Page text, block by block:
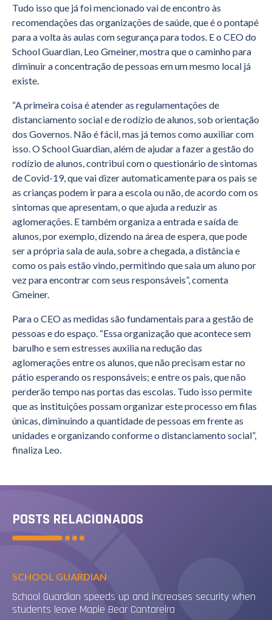
Tudo isso que já foi mencionado vai de encontro às
recomendações das organizações de saúde, que é o pontapé
para a volta às aulas com segurança para todos. E o CEO do
School Guardian, Leo Gmeiner, mostra que o caminho para
diminuir a concentração de pessoas em um mesmo local já
existe.
“A primeira coisa é atender as regulamentações de
distanciamento social e de rodízio de alunos, sob orientação
dos Governos. Não é fácil, mas já temos como auxiliar com
isso. O School Guardian, além de ajudar a fazer a gestão do
rodízio de alunos, contribui com o questionário de sintomas
de Covid-19, que vai dizer automaticamente para os pais se
as crianças podem ir para a escola ou não, de acordo com os
sintomas que apresentam, o que ajuda a reduzir as
aglomerações. E também organiza a entrada e saída de
alunos, por exemplo, dizendo na área de espera, que pode
ser a própria sala de aula, sobre a chegada, a distância e
como os pais estão vindo, permitindo que saia um aluno por
vez para encontrar com seus responsáveis”, comenta
Gmeiner.
Para o CEO as medidas são fundamentais para a gestão de
pessoas e do espaço. “Essa organização que acontece sem
barulho e sem estresses auxilia na redução das
aglomerações entre os alunos, que não precisam estar no
pátio esperando os responsáveis; e entre os pais, que não
perderão tempo nas portas das escolas. Tudo isso permite
que as instituições possam organizar este processo em filas
únicas, diminuindo a quantidade de pessoas em frente as
unidades e organizando conforme o distanciamento social”,
finaliza Leo.
POSTS RELACIONADOS
SCHOOL GUARDIAN
School Guardian speeds up and increases security when
students leave Maple Bear Cantareira